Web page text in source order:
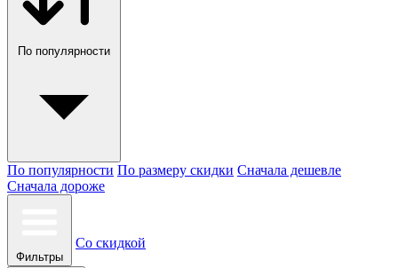
По популярности
По популярности По размеру скидки Сначала дешевле
Сначала дороже
Фильтры
Со скидкой